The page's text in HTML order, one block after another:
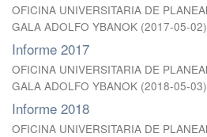
OFICINA UNIVERSITARIA DE
GALA ADOLFO YBANOK (2017-05-02)
Informe 2017
OFICINA UNIVERSITARIA DE
GALA ADOLFO YBANOK (2018-05-03)
Informe 2018
OFICINA UNIVERSITARIA DE